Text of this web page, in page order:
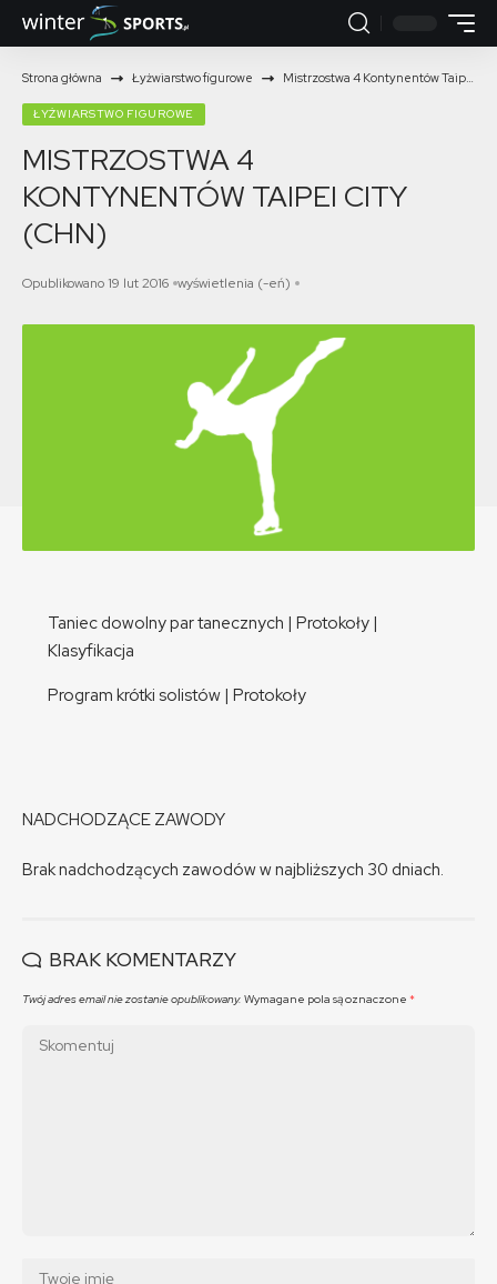
Strona główna Łyżwiarstwo figurowe Mistrzostwa 4 Kontynentów Taipei City (CHN)
ŁYŻWIARSTWO FIGUROWE
MISTRZOSTWA 4
KONTYNENTÓW TAIPEI CITY
(CHN)
Opublikowano 19 lut 2016 wyświetlenia (-eń)
Taniec dowolny par tanecznych | Protokoły |
Klasyfikacja
Program krótki solistów| Protokoły
NADCHODZĄCE ZAWODY
Brak nadchodzących zawodów w najbliższych 30 dniach.
BRAK KOMENTARZY
Twój adres email nie zostanie opublikowany. Wymagane pola są oznaczone *